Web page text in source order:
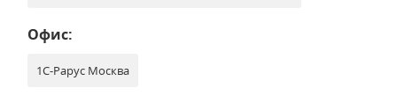
Офис:
1С-Рарус Москва